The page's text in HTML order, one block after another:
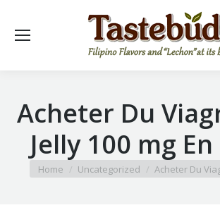
Acheter Du
Jelly 100 mg
You are here:
Home Uncategorized Acheter Du